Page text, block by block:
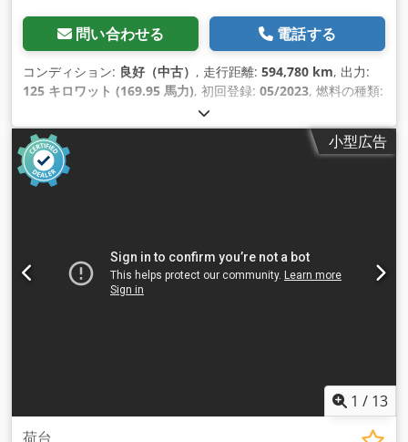
問い合わせる 電話する
コンディション: 良好（中古） , 走行距離: 594,780 km, 出力:
125 キロワット (169.95 馬力), 初回登録: 05/2023, 燃料の種類:
235/65R16
イールベース:4,330 mm, 燃料:ディーゼル, 色:グレー, 運転
席:デイキャブ , 排出クラス:ユーロ
6 , サスペンション:
mm, 全高:
ナビゲーションシステム, ブルートゥース, 電動ウィンドウ調節,
電動ミラー,
小型広告
1 / 13
荷台